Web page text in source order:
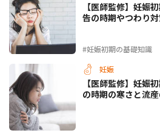
#妊娠初期の基礎知識
【医師監修】妊娠
告の時期やつわり
妊娠
【医師監修】妊娠
の時期の寒さと流